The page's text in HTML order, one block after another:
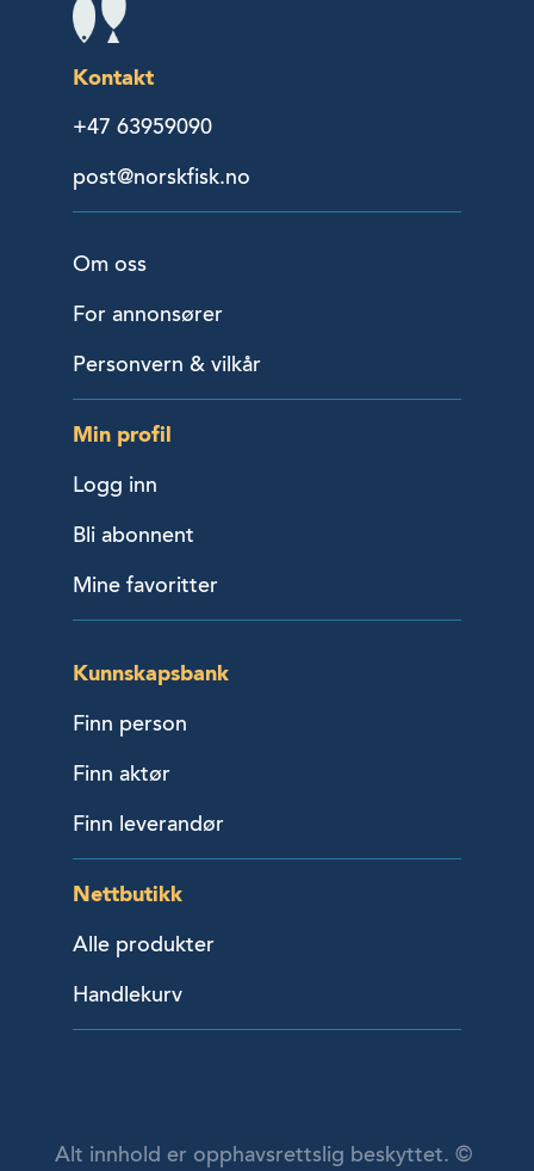
Kontakt
+47 63959090
post@norskfisk.no
Om oss
For annonsører
Personvern & vilkår
Min profil
Logg inn
Bli abonnent
Mine favoritter
Kunnskapsbank
Finn person
Finn aktør
Finn leverandør
Nettbutikk
Alle produkter
Handlekurv
Alt innhold er opphavsrettslig beskyttet. ©